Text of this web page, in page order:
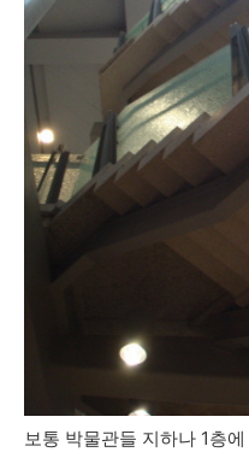
보통 박물관들 지하나 1층